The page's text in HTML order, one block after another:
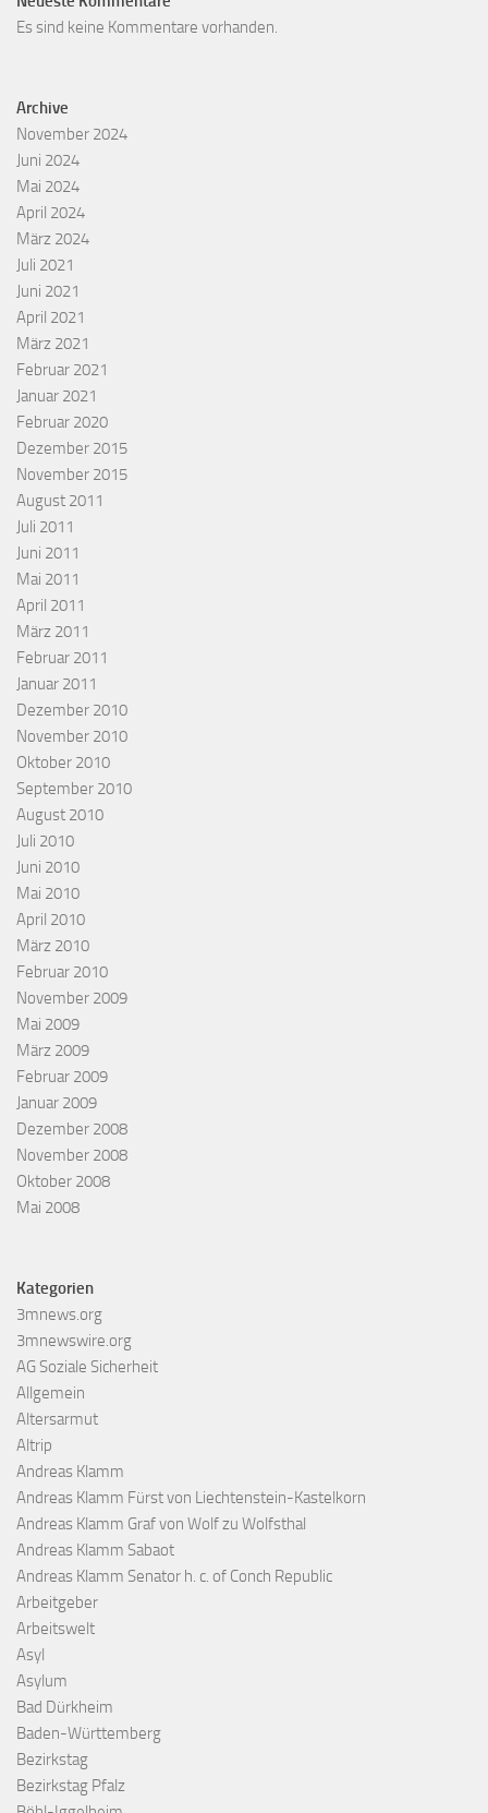
Es sind keine Kommentare vorhanden.
Archive
November 2024
Juni 2024
Mai 2024
April 2024
März 2024
Juli 2021
Juni 2021
April 2021
März 2021
Februar 2021
Januar 2021
Februar 2020
Dezember 2015
November 2015
August 2011
Juli 2011
Juni 2011
Mai 2011
April 2011
März 2011
Februar 2011
Januar 2011
Dezember 2010
November 2010
Oktober 2010
September 2010
August 2010
Juli 2010
Juni 2010
Mai 2010
April 2010
März 2010
Februar 2010
November 2009
Mai 2009
März 2009
Februar 2009
Januar 2009
Dezember 2008
November 2008
Oktober 2008
Mai 2008
Kategorien
3mnews.org
3mnewswire.org
AG Soziale Sicherheit
Allgemein
Altersarmut
Altrip
Andreas Klamm
Andreas Klamm Fürst von Liechtenstein-Kastelkorn
Andreas Klamm Graf von Wolf zu Wolfsthal
Andreas Klamm Sabaot
Andreas Klamm Senator h. c. of Conch Republic
Arbeitgeber
Arbeitswelt
Asyl
Asylum
Bad Dürkheim
Baden-Württemberg
Bezirkstag
Bezirkstag Pfalz